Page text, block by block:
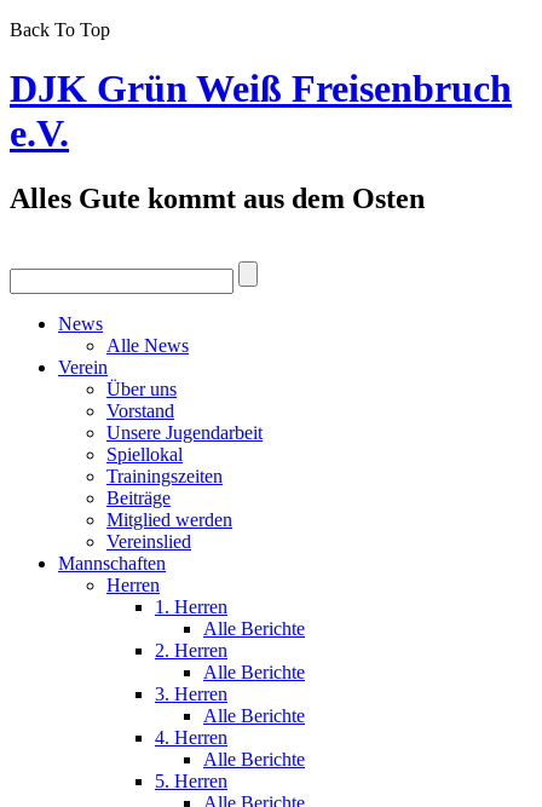
Back To Top
DJK Grün Weiß Freisenbruch
e.V.
Alles Gute kommt aus dem Osten
News
Alle News
Verein
Über uns
Vorstand
Unsere Jugendarbeit
Spiellokal
Trainingszeiten
Beiträge
Mitglied werden
Vereinslied
Mannschaften
Herren
1. Herren
Alle Berichte
2. Herren
Alle Berichte
3. Herren
Alle Berichte
4. Herren
Alle Berichte
5. Herren
Alle Berichte